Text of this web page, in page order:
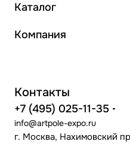
Каталог
Компания
Контакты
+7 (495) 025-11-35
info@artpole-expo.ru
г. Москва, Нахимовский